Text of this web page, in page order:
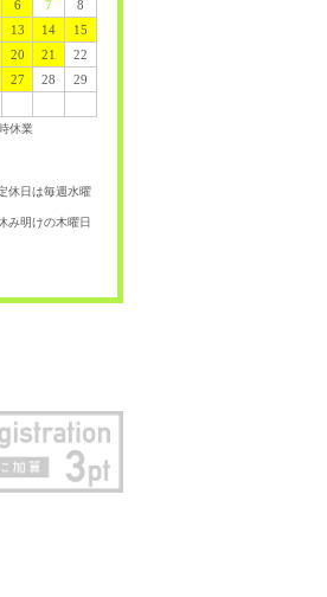
6 7
8
13 14
15
20 21
22
27 28
29
休業
休日は毎週水曜
み明けの木曜日